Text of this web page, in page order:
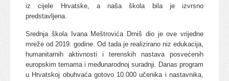
iz cijele Hrvatske, a naša škola bila je izvrsno
predstavljena.
Srednja škola Ivana Meštrovića Drniš dio je ove vrijedne
mreže od 2019. godine. Od tada je realizirano niz edukacija,
humanitarnih aktivnosti i terenskih nastava posvećenih
europskim temama i međunarodnoj suradnji. Danas program
u Hrvatskoj obuhvaća gotovo 10.000 učenika i nastavnika,